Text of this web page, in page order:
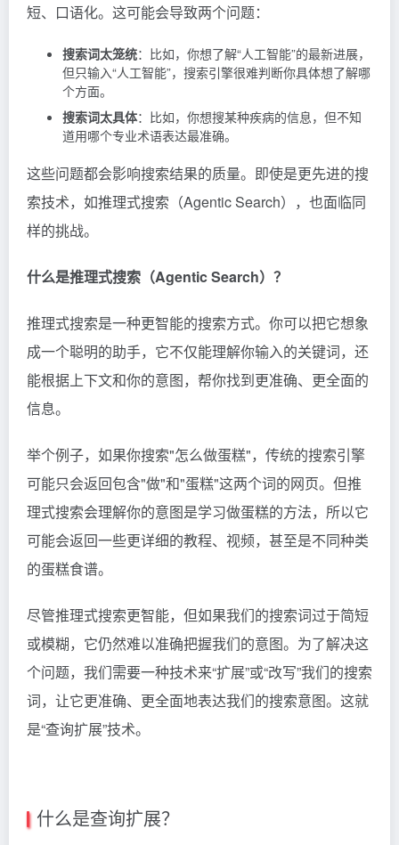
短、口语化。这可能会导致两个问题：
搜索词太笼统：比如，你想了解“人工智能”的最新进展，
但只输入“人工智能”，搜索引擎很难判断你具体想了解哪
个方面。
搜索词太具体：比如，你想搜某种疾病的信息，但不知
道用哪个专业术语表达最准确。
这些问题都会影响搜索结果的质量。即使是更先进的搜
索技术，如推理式搜索（Agentic Search），也面临同
样的挑战。
什么是推理式搜索（Agentic Search）？
推理式搜索是一种更智能的搜索方式。你可以把它想象
成一个聪明的助手，它不仅能理解你输入的关键词，还
能根据上下文和你的意图，帮你找到更准确、更全面的
信息。
举个例子，如果你搜索"怎么做蛋糕"，传统的搜索引擎
可能只会返回包含"做"和"蛋糕"这两个词的网页。但推
理式搜索会理解你的意图是学习做蛋糕的方法，所以它
可能会返回一些更详细的教程、视频，甚至是不同种类
的蛋糕食谱。
尽管推理式搜索更智能，但如果我们的搜索词过于简短
或模糊，它仍然难以准确把握我们的意图。为了解决这
个问题，我们需要一种技术来“扩展”或“改写”我们的搜索
词，让它更准确、更全面地表达我们的搜索意图。这就
是“查询扩展”技术。
什么是查询扩展？